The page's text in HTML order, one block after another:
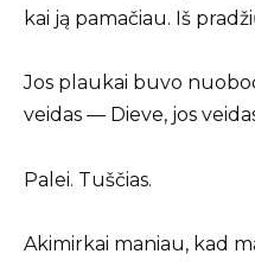
kai ją pamačiau. Iš
Jos plaukai buvo
veidas — Dieve, jos
Palei. Tuščias.
Akimirkai maniau, kad